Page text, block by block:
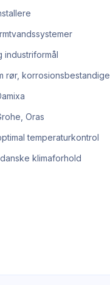
industriformål
rør, korrosionsbestandige
Oras
temperaturkontrol
klimaforhold